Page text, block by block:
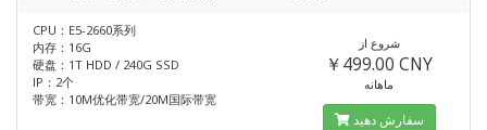
CPU：E5-2660系列
内存：16G
硬盘：1T HDD / 240G SSD
IP：2个
带宽：10M优化带宽/20M国际带宽
شروع از
￥499.00 CNY
ماهانه
سفارش دهید